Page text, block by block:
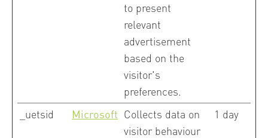
to present
relevant
advertisement
based on the
visitor's
preferences.
_uetsid Microsoft Collects data on
visitor behaviour
1 day